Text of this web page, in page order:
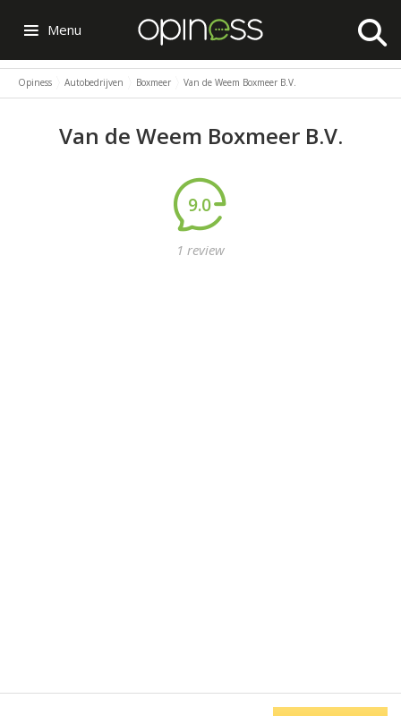
Menu
Opiness Autobedrijven Boxmeer Van de Weem Boxmeer B.V.
Van de Weem Boxmeer B.V.
9.0
1 review